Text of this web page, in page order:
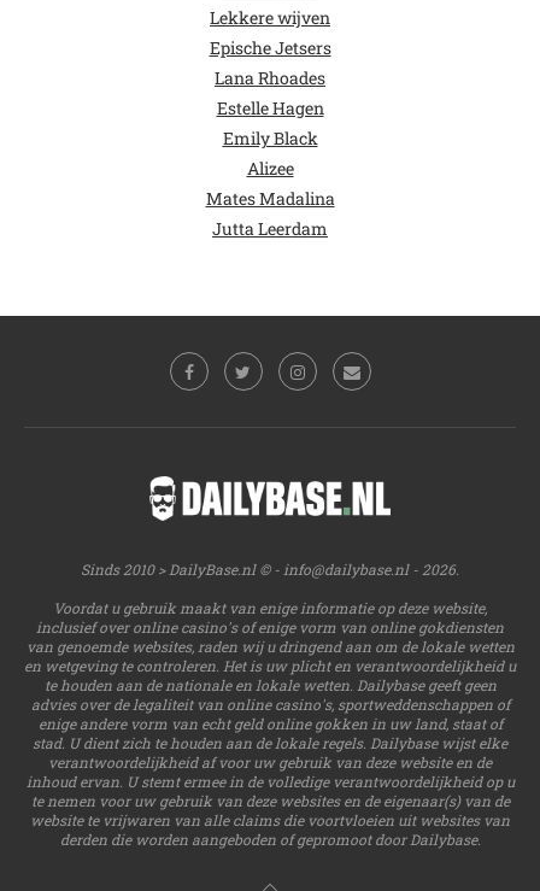
Lekkere wijven
Epische Jetsers
Lana Rhoades
Estelle Hagen
Emily Black
Alizee
Mates Madalina
Jutta Leerdam
Sinds 2010 > DailyBase.nl © - info@dailybase.nl- 2026.
Voordat u gebruik maakt van enige informatie op deze website,
inclusief over online casino's of enige vorm van online gokdiensten
van genoemde websites, raden wij u dringend aan om de lokale wetten
en wetgeving te controleren. Het is uw plicht en verantwoordelijkheid u
te houden aan de nationale en lokale wetten. Dailybase geeft geen
advies over de legaliteit van online casino's, sportweddenschappen of
enige andere vorm van echt geld online gokken in uw land, staat of
stad. U dient zich te houden aan de lokale regels. Dailybase wijst elke
verantwoordelijkheid af voor uw gebruik van deze website en de
inhoud ervan. U stemt ermee in de volledige verantwoordelijkheid op u
te nemen voor uw gebruik van deze websites en de eigenaar(s) van de
website te vrijwaren van alle claims die voortvloeien uit websites van
derden die worden aangeboden of gepromoot door Dailybase.